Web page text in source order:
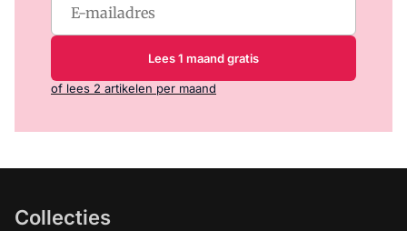
Lees 1 maand gratis
of lees 2 artikelen per maand
Collecties